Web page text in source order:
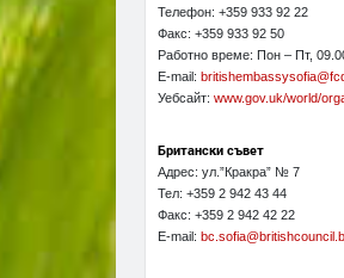
Телефон: +359 933 92 22
Факс: +359 933 92 50
Работно време: Пон – Пт,
E-mail:
Уебсайт: www.gov.uk/world/
Британски съвет
Адрес: ул.”Кракра” № 7
Тел: +359 2 942 43 44
Факс: +359 2 942 42 22
E-mail: